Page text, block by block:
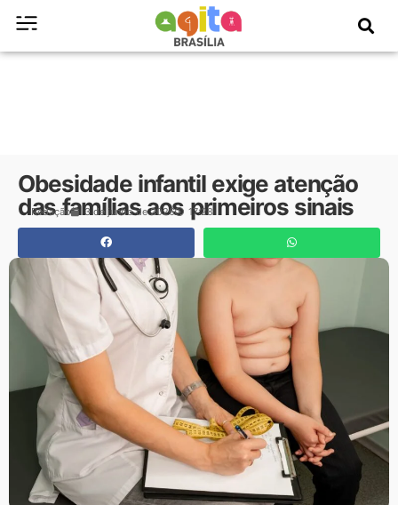
Obesidade infantil exige atenção
das famílias aos primeiros sinais
Redação 3 de junho de 2026 17:28